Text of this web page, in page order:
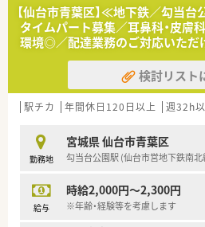
【仙台市青葉区】≪地下鉄／勾当
タイムパート募集／耳鼻科・皮膚
環境◎／配達業務のご対応いただ
検討リスト
駅チカ 年間休日120日以上 週32h
勤務地
宮城県 仙台市青葉区
勾当台公園駅 (仙台市営地下鉄南北
給与
時給2,000円～2,300円
※年齢・経験等を考慮します